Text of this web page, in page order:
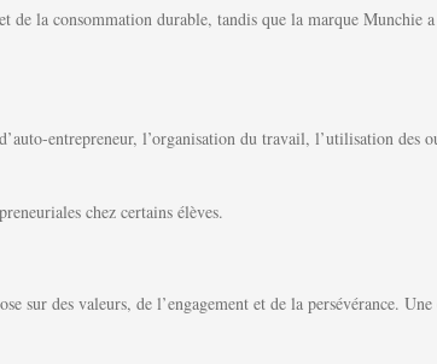
la consommation durable, tandis que la marque Munchie
entrepreneur, l’organisation du travail, l’utilisation des
chez certains élèves.
sur des valeurs, de l’engagement et de la persévérance.